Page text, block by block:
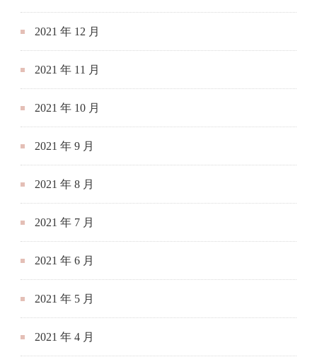
2021 年 12 月
2021 年 11 月
2021 年 10 月
2021 年 9 月
2021 年 8 月
2021 年 7 月
2021 年 6 月
2021 年 5 月
2021 年 4 月